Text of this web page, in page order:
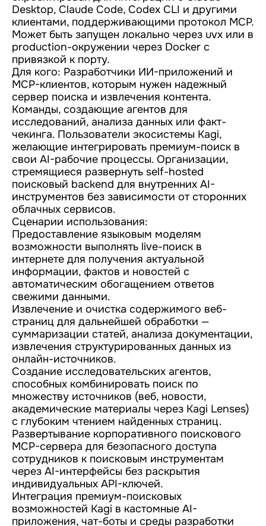
Desktop, Claude Code, Codex CLI и другими
клиентами, поддерживающими протокол MCP.
Может быть запущен локально через uvx или в
production-окружении через Docker с
привязкой к порту.
Для кого: Разработчики ИИ-приложений и
MCP-клиентов, которым нужен надежный
сервер поиска и извлечения контента.
Команды, создающие агентов для
исследований, анализа данных или факт-
чекинга. Пользователи экосистемы Kagi,
желающие интегрировать премиум-поиск в
свои AI-рабочие процессы. Организации,
стремящиеся развернуть self-hosted
поисковый backend для внутренних AI-
инструментов без зависимости от сторонних
облачных сервисов.
Сценарии использования:
Предоставление языковым моделям
возможности выполнять live-поиск в
интернете для получения актуальной
информации, фактов и новостей с
автоматическим обогащением ответов
свежими данными.
Извлечение и очистка содержимого веб-
страниц для дальнейшей обработки —
суммаризации статей, анализа документации,
извлечения структурированных данных из
онлайн-источников.
Создание исследовательских агентов,
способных комбинировать поиск по
множеству источников (веб, новости,
академические материалы через Kagi Lenses)
с глубоким чтением найденных страниц.
Развертывание корпоративного поискового
MCP-сервера для безопасного доступа
сотрудников к поисковым инструментам
через AI-интерфейсы без раскрытия
индивидуальных API-ключей.
Интеграция премиум-поисковых
возможностей Kagi в кастомные AI-
приложения, чат-боты и среды разработки